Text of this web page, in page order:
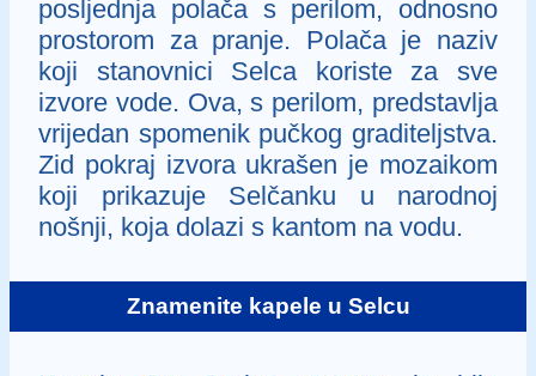
posljednja polača s perilom, odnosno
prostorom za pranje. Polača je naziv
koji stanovnici Selca koriste za sve
izvore vode. Ova, s perilom, predstavlja
vrijedan spomenik pučkog graditeljstva.
Zid pokraj izvora ukrašen je mozaikom
koji prikazuje Selčanku u narodnoj
nošnji, koja dolazi s kantom na vodu.
Znamenite kapele u Selcu